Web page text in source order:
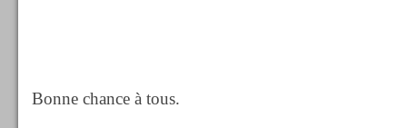
Bonne chance à tous.